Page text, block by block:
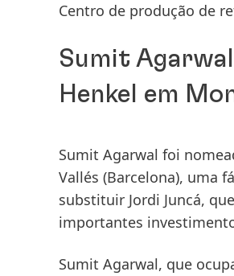
Centro de produção de
Sumit
Henkel em
Sumit Agarwal foi
Vallés (Barcelona), uma
substituir Jordi Juncá,
importantes
Sumit Agarwal, que